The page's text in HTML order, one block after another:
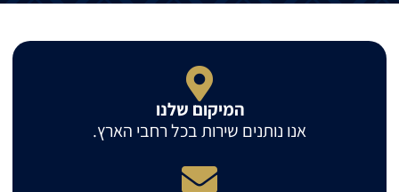
המיקום שלנו
אנו נותנים שירות בכל רחבי הארץ.